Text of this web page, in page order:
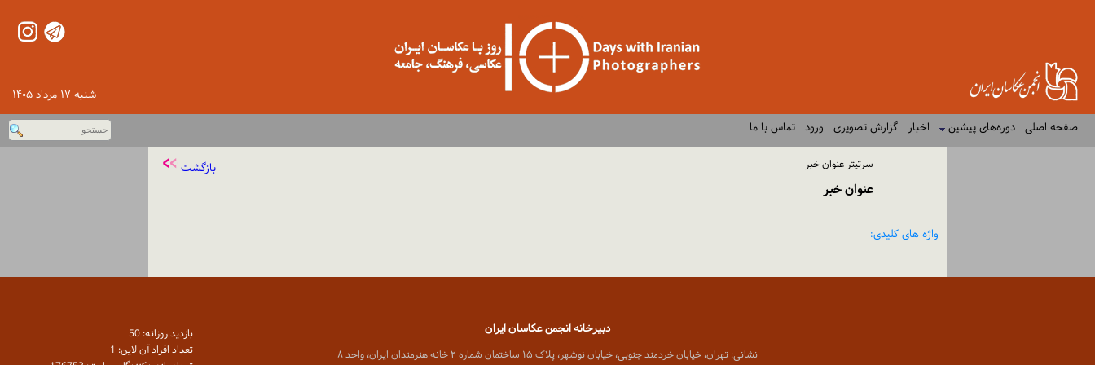
شنبه ۱۷ مرداد ۱۴۰۵
صفحه اصلی دوره‌های پیشین اخبار گزارش تصویری ورود تماس با ما
بازگشت سرتیتر عنوان خبر
عنوان خبر
واژه های کلیدی:
دبیرخانه انجمن عکاسان ایران
نشانی: تهران، خیابان خردمند جنوبی، خیابان نوشهر، پلاک ۱۵ ساختمان شماره ۲ خانه هنرمندان ایران، واحد ۸
بازديد روزانه: 50
تعداد افراد آن لاين: 1